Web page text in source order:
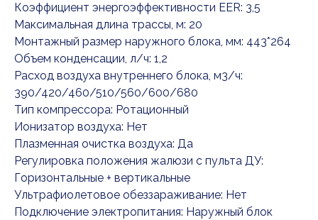
Коэффициент энергоэффективности EER: 3,5
Максимальная длина трассы, м: 20
Монтажный размер наружного блока, мм: 443*264
Объем конденсации, л/ч: 1,2
Расход воздуха внутреннего блока, м3/ч:
390/420/460/510/560/600/680
Тип компрессора: Ротационный
Ионизатор воздуха: Нет
Плазменная очистка воздуха: Да
Регулировка положения жалюзи с пульта ДУ:
Горизонтальные + вертикальные
Ультрафиолетовое обеззараживание: Нет
Подключение электропитания: Наружный блок